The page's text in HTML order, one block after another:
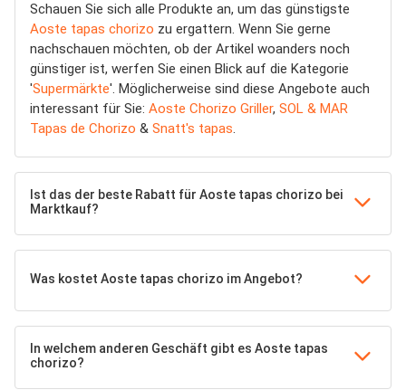
Schauen Sie sich alle Produkte an, um das günstigste
Aoste tapas chorizo zu ergattern. Wenn Sie gerne
nachschauen möchten, ob der Artikel woanders noch
günstiger ist, werfen Sie einen Blick auf die Kategorie
'Supermärkte'. Möglicherweise sind diese Angebote auch
interessant für Sie: Aoste Chorizo Griller, SOL & MAR
Tapas de Chorizo & Snatt's tapas.
Ist das der beste Rabatt für Aoste tapas chorizo bei
Marktkauf?
Was kostet Aoste tapas chorizo im Angebot?
In welchem anderen Geschäft gibt es Aoste tapas
chorizo?